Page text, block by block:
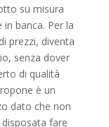
su misura
banca. Per la
prezzi, diventa
senza dover
di qualità
è un
dato che non
fare